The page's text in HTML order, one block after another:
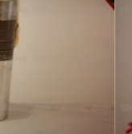
উদ্ধৃতি
অনুরোধ
করুন
সাইট